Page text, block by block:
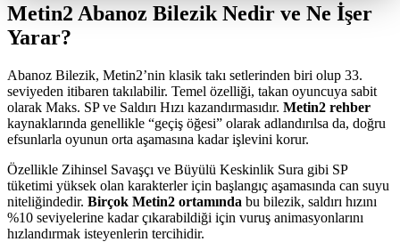
Metin2 Abanoz Bilezik Nedir ve Ne İşer
Yarar?
Abanoz Bilezik, Metin2’nin klasik takı setlerinden biri olup 33.
seviyeden itibaren takılabilir. Temel özelliği, takan oyuncuya sabit
olarak Maks. SP ve Saldırı Hızı kazandırmasıdır. Metin2 rehber
kaynaklarında genellikle “geçiş öğesi” olarak adlandırılsa da, doğru
efsunlarla oyunun orta aşamasına kadar işlevini korur.
Özellikle Zihinsel Savaşçı ve Büyülü Keskinlik Sura gibi SP
tüketimi yüksek olan karakterler için başlangıç aşamasında can suyu
niteliğindedir. Birçok Metin2 ortamında bu bilezik, saldırı hızını
%10 seviyelerine kadar çıkarabildiği için vuruş animasyonlarını
hızlandırmak isteyenlerin tercihidir.